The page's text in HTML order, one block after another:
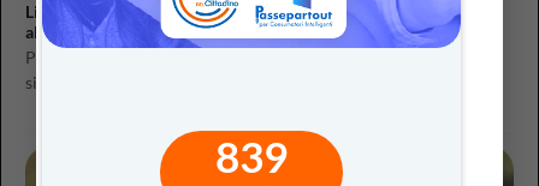
839
Lingue e intelligenza artificiale: imparare conversando con un
algoritmo
Per supportare i docenti nella progettazione, la tabella seguente
sintetizza alcune scelte chiave e le...